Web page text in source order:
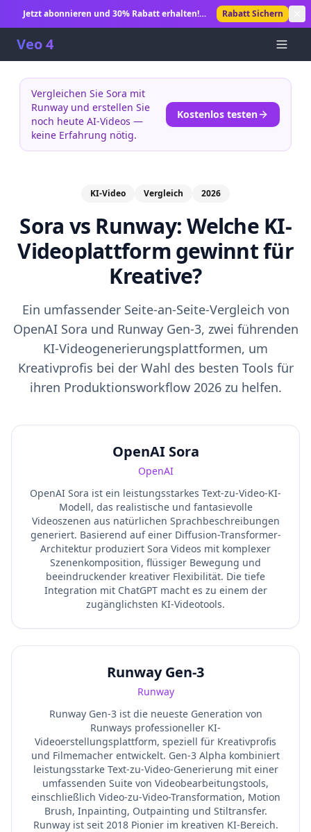
Jetzt abonnieren und 30% Rabatt erhalten!
Rabatt Sichern
Veo 4
Vergleichen Sie Sora mit
Runway und erstellen Sie
noch heute AI-Videos —
keine Erfahrung nötig.
Kostenlos testen
KI-Video Vergleich 2026
Sora vs Runway: Welche KI-
Videoplattform gewinnt für
Kreative?
Ein umfassender Seite-an-Seite-Vergleich von
OpenAI Sora und Runway Gen-3, zwei führenden
KI-Videogenerierungsplattformen, um
Kreativprofis bei der Wahl des besten Tools für
ihren Produktionsworkflow 2026 zu helfen.
OpenAI Sora
OpenAI
OpenAI Sora ist ein leistungsstarkes Text-zu-Video-KI-
Modell, das realistische und fantasievolle
Videoszenen aus natürlichen Sprachbeschreibungen
generiert. Basierend auf einer Diffusion-Transformer-
Architektur produziert Sora Videos mit komplexer
Szenenkomposition, flüssiger Bewegung und
beeindruckender kreativer Flexibilität. Die tiefe
Integration mit ChatGPT macht es zu einem der
zugänglichsten KI-Videotools.
Runway Gen-3
Runway
Runway Gen-3 ist die neueste Generation von
Runways professioneller KI-
Videoerstellungsplattform, speziell für Kreativprofis
und Filmemacher entwickelt. Gen-3 Alpha kombiniert
leistungsstarke Text-zu-Video-Generierung mit einer
umfassenden Suite von Videobearbeitungstools,
einschließlich Video-zu-Video-Transformation, Motion
Brush, Inpainting, Outpainting und Stiltransfer.
Runway ist seit 2018 Pionier im kreativen KI-Bereich.